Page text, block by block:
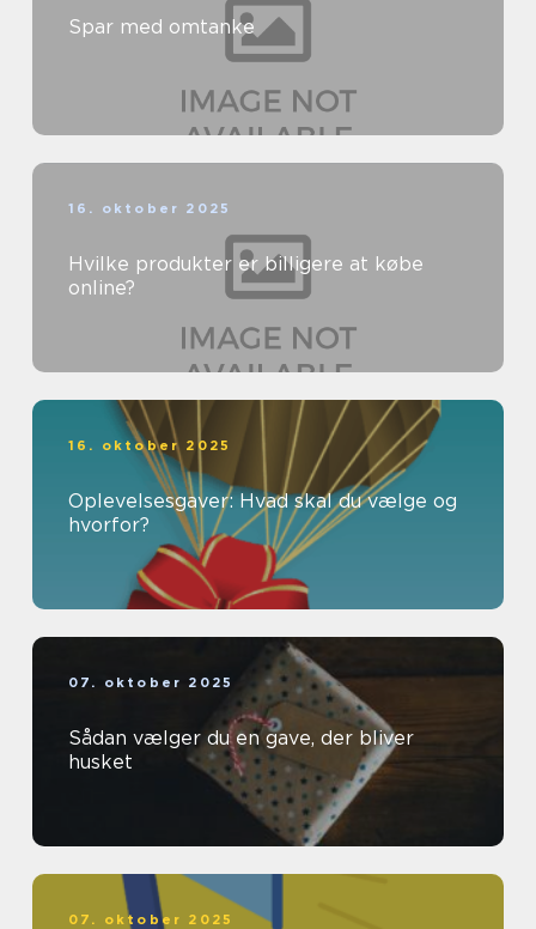
Spar med omtanke
16. oktober 2025
Hvilke produkter er billigere at købe
online?
16. oktober 2025
Oplevelsesgaver: Hvad skal du vælge og
hvorfor?
07. oktober 2025
Sådan vælger du en gave, der bliver
husket
07. oktober 2025